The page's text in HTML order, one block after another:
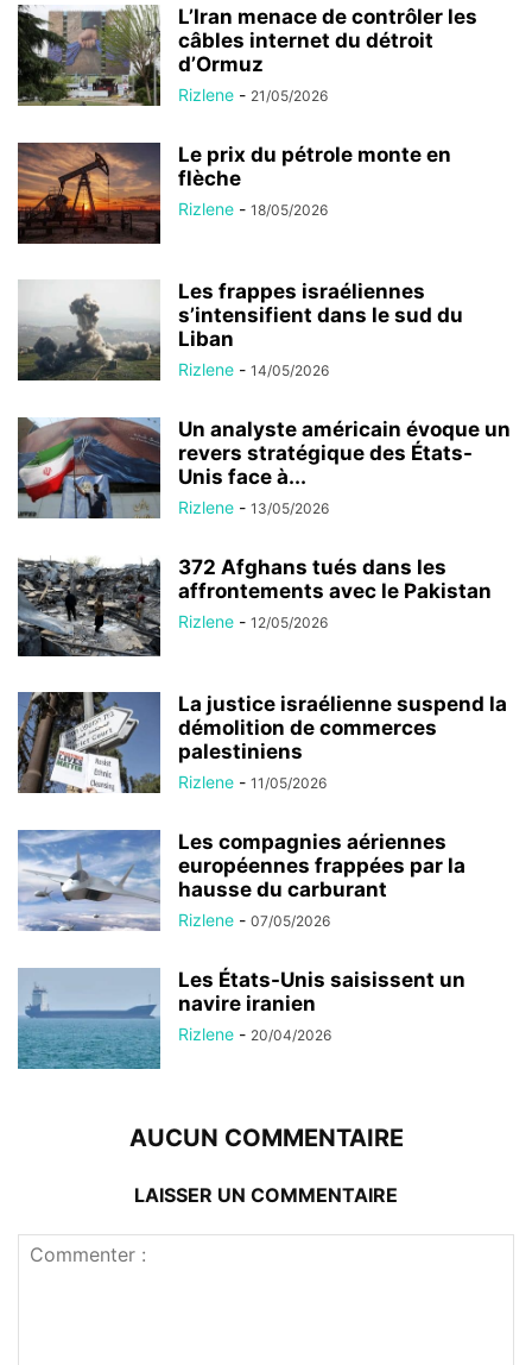
L’Iran menace de contrôler les
câbles internet du détroit
d’Ormuz
Rizlene - 21/05/2026
Le prix du pétrole monte en
flèche
Rizlene - 18/05/2026
Les frappes israéliennes
s’intensifient dans le sud du
Liban
Rizlene - 14/05/2026
Un analyste américain évoque un
revers stratégique des États-
Unis face à...
Rizlene - 13/05/2026
372 Afghans tués dans les
affrontements avec le Pakistan
Rizlene - 12/05/2026
La justice israélienne suspend la
démolition de commerces
palestiniens
Rizlene - 11/05/2026
Les compagnies aériennes
européennes frappées par la
hausse du carburant
Rizlene - 07/05/2026
Les États-Unis saisissent un
navire iranien
Rizlene - 20/04/2026
AUCUN COMMENTAIRE
LAISSER UN COMMENTAIRE